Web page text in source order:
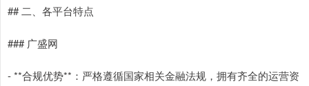
## 二、各平台特点
### 广盛网
- **合规优势**：严格遵循国家相关金融法规，拥有齐全的运营资